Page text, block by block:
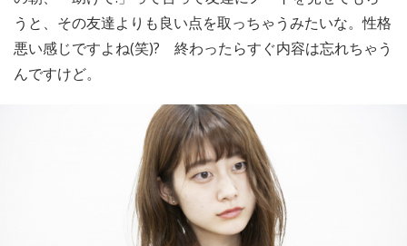
うと、その友達よりも良い点を取っちゃうみたいな。性格
悪い感じですよね(笑)? 終わったらすぐ内容は忘れちゃう
んですけど。